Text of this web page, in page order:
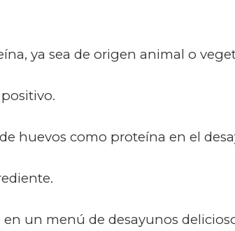
ya sea de origen animal o
huevos como proteína en el
un menú de desayunos